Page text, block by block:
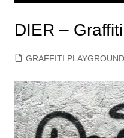
DIER –
GRAFFITI PLAYGROUND